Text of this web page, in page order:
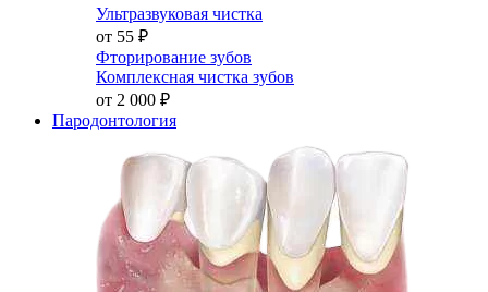
Ультразвуковая чистка
от 55 ₽
Фторирование зубов
Комплексная чистка зубов
от 2 000 ₽
Пародонтология